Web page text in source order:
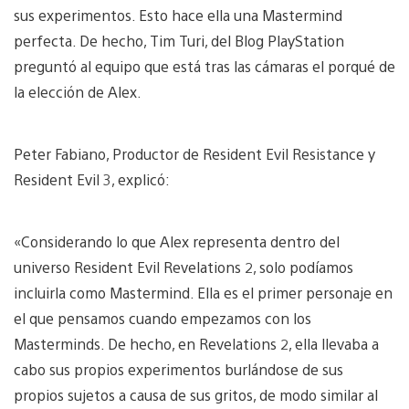
sus experimentos. Esto hace ella una Mastermind
perfecta. De hecho, Tim Turi, del Blog PlayStation
preguntó al equipo que está tras las cámaras el porqué de
la elección de Alex.
Peter Fabiano, Productor de Resident Evil Resistance y
Resident Evil 3, explicó:
«Considerando lo que Alex representa dentro del
universo Resident Evil Revelations 2, solo podíamos
incluirla como Mastermind. Ella es el primer personaje en
el que pensamos cuando empezamos con los
Masterminds. De hecho, en Revelations 2, ella llevaba a
cabo sus propios experimentos burlándose de sus
propios sujetos a causa de sus gritos, de modo similar al